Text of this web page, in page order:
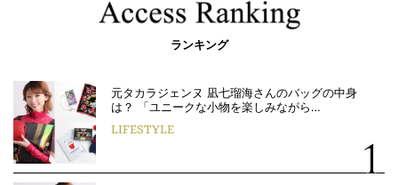
ランキング
元タカラジェンヌ 凪七瑠海さんのバッグの中身
は？ 「ユニークな小物を楽しみながら…
LIFESTYLE